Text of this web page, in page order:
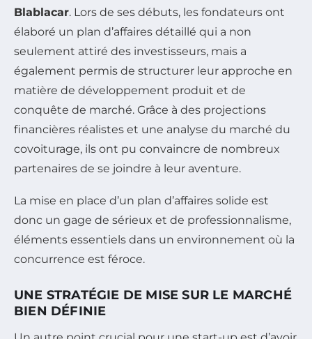
Blablacar. Lors de ses débuts, les fondateurs ont
élaboré un plan d’affaires détaillé qui a non
seulement attiré des investisseurs, mais a
également permis de structurer leur approche en
matière de développement produit et de
conquête de marché. Grâce à des projections
financières réalistes et une analyse du marché du
covoiturage, ils ont pu convaincre de nombreux
partenaires de se joindre à leur aventure.
La mise en place d’un plan d’affaires solide est
donc un gage de sérieux et de professionnalisme,
éléments essentiels dans un environnement où la
concurrence est féroce.
UNE STRATÉGIE DE MISE SUR LE MARCHÉ
BIEN DÉFINIE